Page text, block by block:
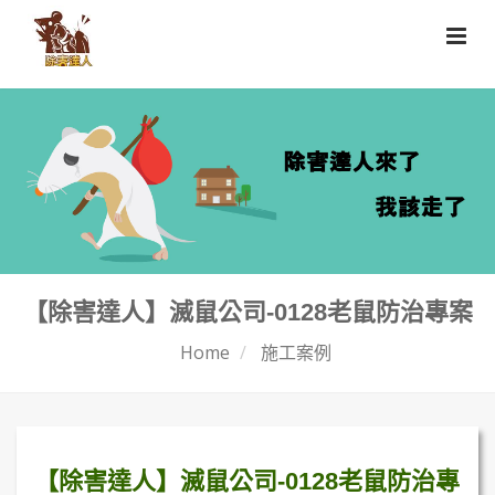
【除害達人】滅鼠公司-0128老鼠防治專案
Home 施工案例
【除害達人】滅鼠公司-0128老鼠防治專